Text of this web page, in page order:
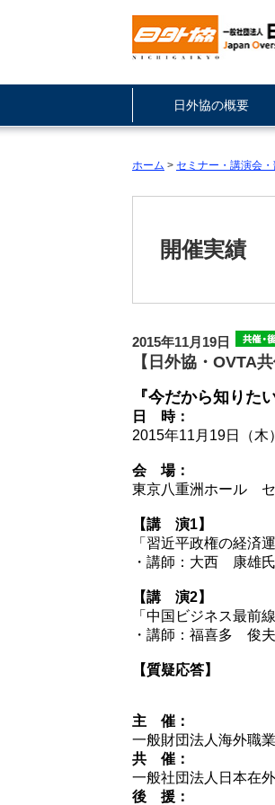
日外協の概要
ホーム > セミナー・講演会
開催実績
2015年11月19日
【日外協・OVTA
『今だから知りた
日 時：
2015年11月19日
会 場：
東京八重洲ホール
【講 演1】
「習近平政権の経済
・講師：大西 康雄
【講 演2】
「中国ビジネス最前
・講師：福喜多 俊
【質疑応答】
主 催：
一般財団法人海外職
共 催：
一般社団法人日本在
後 援：